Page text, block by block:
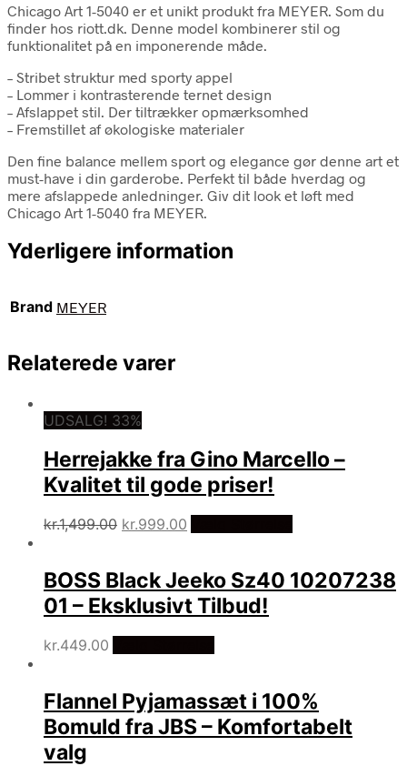
Chicago Art 1-5040 er et unikt produkt fra MEYER. Som du
finder hos riott.dk. Denne model kombinerer stil og
funktionalitet på en imponerende måde.
– Stribet struktur med sporty appel
– Lommer i kontrasterende ternet design
– Afslappet stil. Der tiltrækker opmærksomhed
– Fremstillet af økologiske materialer
Den fine balance mellem sport og elegance gør denne art et
must-have i din garderobe. Perfekt til både hverdag og
mere afslappede anledninger. Giv dit look et løft med
Chicago Art 1-5040 fra MEYER.
Yderligere information
Brand MEYER
Relaterede varer
UDSALG! 33%
Herrejakke fra Gino Marcello –
Kvalitet til gode priser!
kr.1,499.00 Den
var:
kr.1,499.00.
kr.999.00
er:
kr.999.00.
BOSS Black Jeeko Sz40 10207238
01 – Eksklusivt Tilbud!
kr.449.00
Flannel Pyjamassæt i 100%
Bomuld fra JBS – Komfortabelt
valg